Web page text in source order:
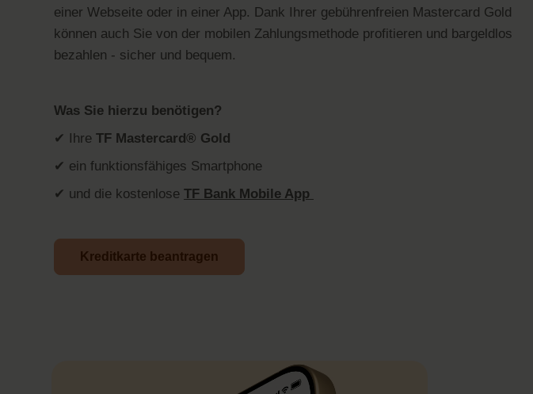
einer Webseite oder in einer App. Dank Ihrer gebührenfreien Mastercard Gold
können auch Sie von der mobilen Zahlungsmethode profitieren und bargeldlos
bezahlen - sicher und bequem.
Was Sie hierzu benötigen?
✔ Ihre TF Mastercard® Gold
✔ ein funktionsfähiges Smartphone
✔ und die kostenlose TF Bank Mobile App
Kreditkarte beantragen